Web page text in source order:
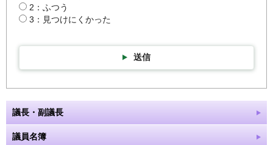
2：ふつう
3：見つけにくかった
送信
議長・副議長
議員名簿